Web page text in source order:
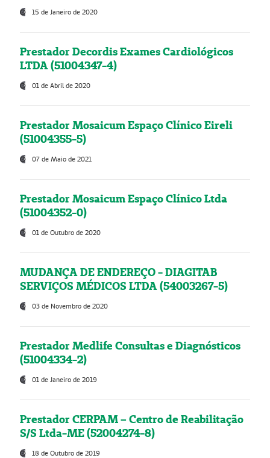
15 de Janeiro de 2020
Prestador Decordis Exames Cardiológicos
LTDA (51004347-4)
01 de Abril de 2020
Prestador Mosaicum Espaço Clínico Eireli
(51004355-5)
07 de Maio de 2021
Prestador Mosaicum Espaço Clínico Ltda
(51004352-0)
01 de Outubro de 2020
MUDANÇA DE ENDEREÇO - DIAGITAB
SERVIÇOS MÉDICOS LTDA (54003267-5)
03 de Novembro de 2020
Prestador Medlife Consultas e Diagnósticos
(51004334-2)
01 de Janeiro de 2019
Prestador CERPAM – Centro de Reabilitação
S/S Ltda-ME (52004274-8)
18 de Outubro de 2019